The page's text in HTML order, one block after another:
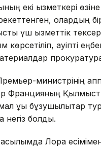
екі қызметкері
олардың
үш қызметтік
көрсетіліп, қауіпті
министрінің
Францияның
құқық бұзушылықтар
негіз болды.
басылымда Лора